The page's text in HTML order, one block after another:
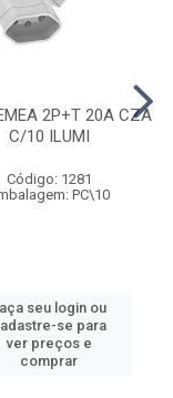
2P+T 20A CZA
C/10 ILUMI
Código: 1281
PC\10
seu login ou
se para
ver preços e
comprar